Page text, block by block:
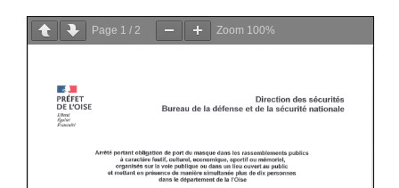
Page 1 / 2 Zoom 100%